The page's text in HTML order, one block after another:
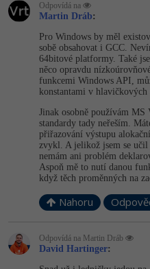
Linux
Sítě
Kybernetická
Elektronický
Fórum
Odpovídá na
Martin Dráb:
Pro Windows by měl
sobě obsahovat i GCC.
64bitové platformy. Také
něco opravdu
funkcemi Windows API,
konstantami v hlavičkových
Jinak osobně používám MS
standardy tady neřeším.
přiřazování výstupu
zvykl. A jelikož jsem se
nemám ani problém
Aspoň mě to nutí danou
když těch proměnných na
Nahoru
Odpovídá na Martin Dráb
David Hartinger: